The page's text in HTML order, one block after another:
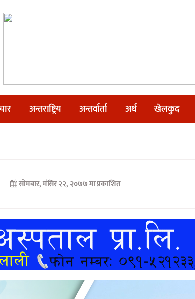
अन्तराष्ट्रिय अन्तर्वार्ता अर्थ खेलकुद
सोमबार, मंसिर २२, २०७७ मा प्रकाशित